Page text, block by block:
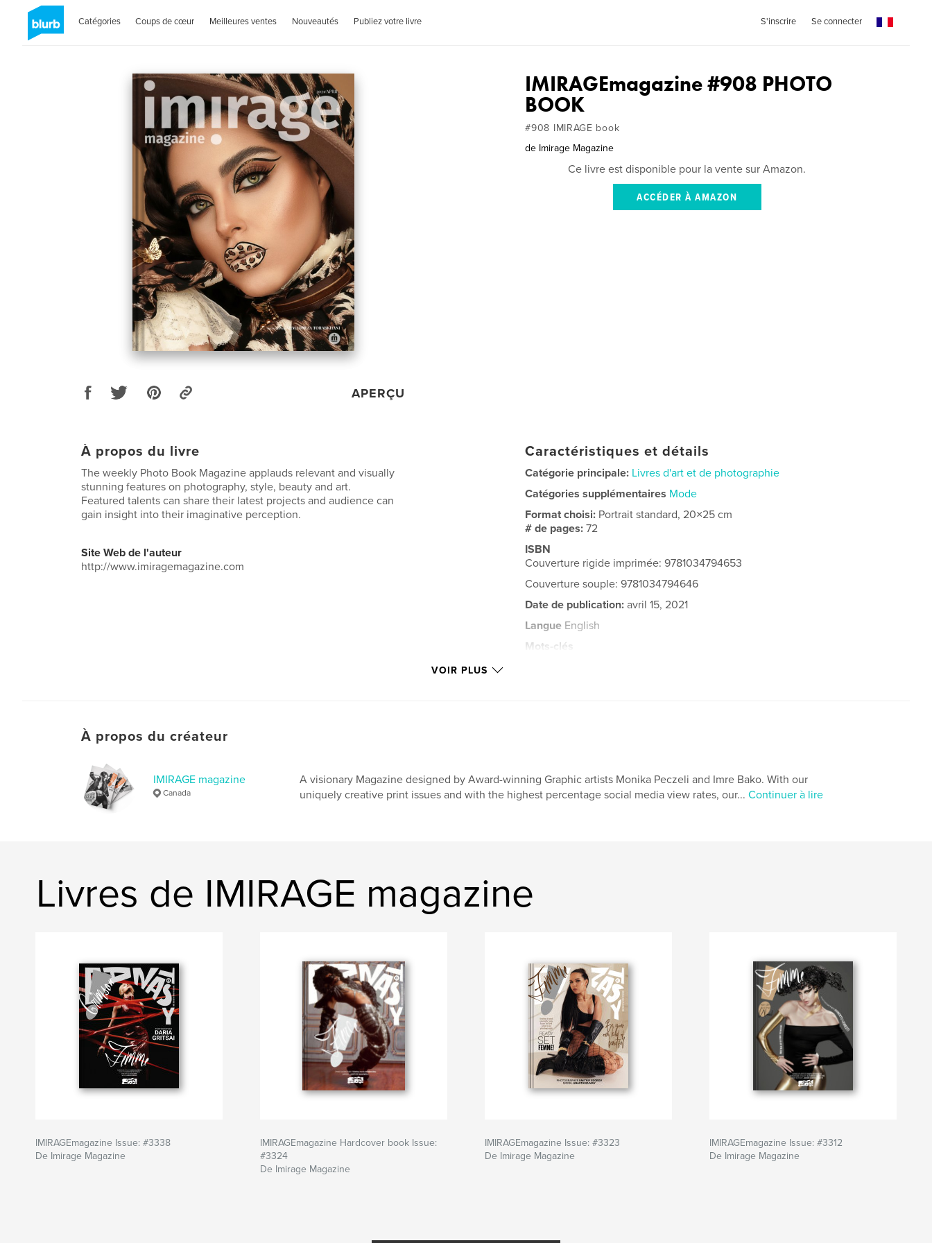
Catégories Coups de cœur Meilleures ventes Nouveautés Publiez votre livre S'inscrire Se connecter
APERÇU
IMIRAGEmagazine #908 PHOTO
BOOK
#908 IMIRAGE book
de Imirage Magazine
Ce livre est disponible pour la vente sur Amazon.
ACCÉDER À AMAZON
À propos du livre
The weekly Photo Book Magazine applauds relevant and visually
stunning features on photography, style, beauty and art.
Featured talents can share their latest projects and audience can
gain insight into their imaginative perception.
Site Web de l'auteur
http://www.imiragemagazine.com
Caractéristiques et détails
Catégorie principale: Livres d'art et de photographie
Catégories supplémentaires Mode
Format choisi: Portrait standard, 20×25 cm
# de pages:72
ISBN
Couverture rigide imprimée: 9781034794653
Couverture souple: 9781034794646
Date de publication: avril 15, 2021
Langue English
Mots-clés
VOIR PLUS
À propos du créateur
IMIRAGE magazine
Canada
A visionary Magazine designed by Award-winning Graphic artists Monika Peczeli and Imre Bako. With our
uniquely creative print issues and with the highest percentage social media view rates, our... Continuer à lire
Livres de IMIRAGE magazine
IMIRAGEmagazine Issue: #3338
De Imirage Magazine
IMIRAGEmagazine Hardcover book Issue:
#3324
De Imirage Magazine
IMIRAGEmagazine Issue: #3323
De Imirage Magazine
IMIRAGEmagazine Issue: #3312
De Imirage Magazine